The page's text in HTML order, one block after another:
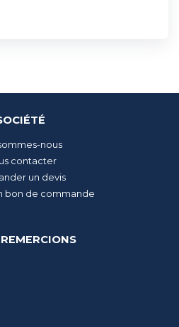
nous
contacter
un devis
bon de commande